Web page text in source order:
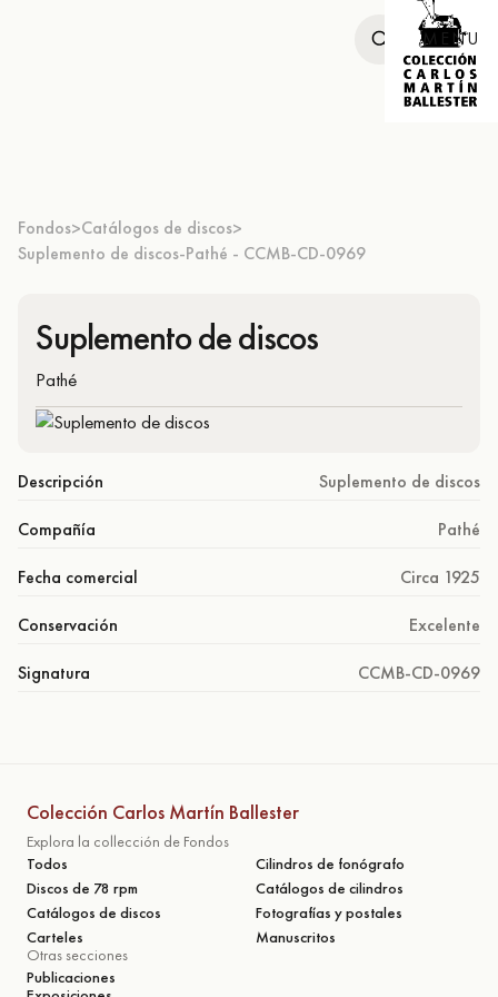
MENU
Fondos>Catálogos de discos>
Suplemento de discos-Pathé - CCMB-CD-0969
Suplemento de discos
Pathé
Descripción Suplemento de discos
Compañía Pathé
Fecha comercial Circa 1925
Conservación Excelente
Signatura CCMB-CD-0969
Colección Carlos Martín Ballester
Explora la collección de Fondos
Todos
Cilindros de fonógrafo
Discos de 78 rpm
Catálogos de cilindros
Catálogos de discos
Fotografías y postales
Carteles
Manuscritos
Otras secciones
Publicaciones